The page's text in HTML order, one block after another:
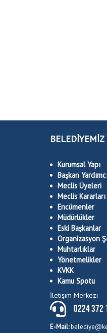
BELEDİYEMİZ
Kurumsal Yapı
Başkan
Meclis Üyeleri
Meclis Kararları
Encümenler
Müdürlükler
Eski Başkanlar
Organizasyon
Muhtarlıklar
Yönetmelikler
KVKK
Kamu Spotu
İletişim Merkezi
0224 372
E-Mail: